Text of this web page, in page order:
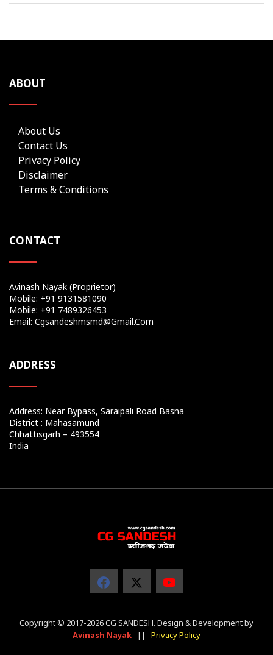
ABOUT
About Us
Contact Us
Privacy Policy
Disclaimer
Terms & Conditions
CONTACT
Avinash Nayak (Proprietor)
Mobile: +91 9131581090
Mobile: +91 7489326453
Email: Cgsandeshmsmd@gmail.com
ADDRESS
Address: Near Bypass, Saraipali Road Basna
District : Mahasamund
Chhattisgarh – 493554
India
Copyright © 2017-2026 CG SANDESH. Design & Development by
Avinash Nayak
|| Privacy Policy